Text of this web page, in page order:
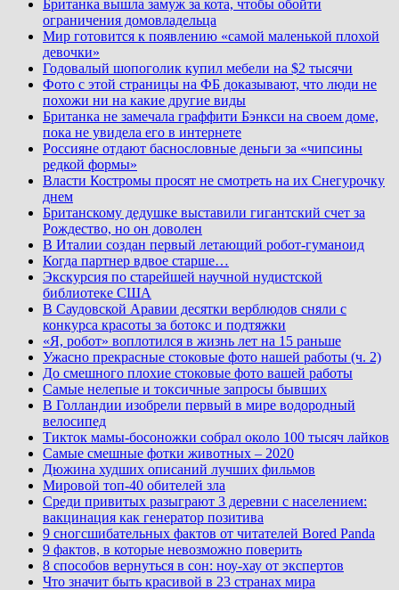
Британка вышла замуж за кота, чтобы обойти
ограничения домовладельца
Мир готовится к появлению «самой маленькой плохой
девочки»
Годовалый шопоголик купил мебели на $2 тысячи
Фото с этой страницы на ФБ доказывают, что люди не
похожи ни на какие другие виды
Британка не замечала граффити Бэнкси на своем доме,
пока не увидела его в интернете
Россияне отдают баснословные деньги за «чипсины
редкой формы»
Власти Костромы просят не смотреть на их Снегурочку
днем
Британскому дедушке выставили гигантский счет за
Рождество, но он доволен
В Италии создан первый летающий робот-гуманоид
Когда партнер вдвое старше…
Экскурсия по старейшей научной нудистской
библиотеке США
В Саудовской Аравии десятки верблюдов сняли с
конкурса красоты за ботокс и подтяжки
«Я, робот» воплотился в жизнь лет на 15 раньше
Ужасно прекрасные стоковые фото нашей работы (ч. 2)
До смешного плохие стоковые фото вашей работы
Самые нелепые и токсичные запросы бывших
В Голландии изобрели первый в мире водородный
велосипед
Тикток мамы-босоножки собрал около 100 тысяч лайков
Самые смешные фотки животных – 2020
Дюжина худших описаний лучших фильмов
Мировой топ-40 обителей зла
Среди привитых разыграют 3 деревни с населением:
вакцинация как генератор позитива
9 сногсшибательных фактов от читателей Bored Panda
9 фактов, в которые невозможно поверить
8 способов вернуться в сон: ноу-хау от экспертов
Что значит быть красивой в 23 странах мира